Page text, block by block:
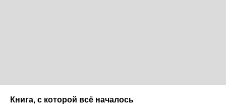
Книга, с которой всё началось